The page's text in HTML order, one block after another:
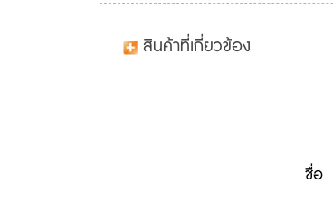
สินค้าที่เกี่ยวข้อง
ชื่อ